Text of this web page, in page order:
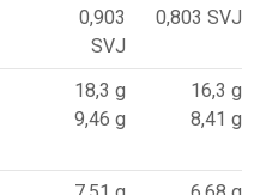
0,903
SVJ
0,803 SVJ
18,3 g
9,46 g
16,3 g
8,41 g